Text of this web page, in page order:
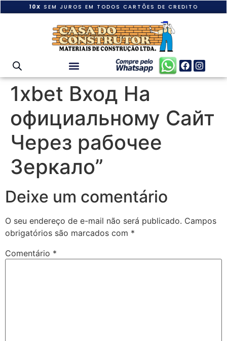
10X SEM JUROS EM TODOS CARTÕES DE CREDITO
1xbet Вход На
официальному Сайт
Через рабочее
Зеркало”
Deixe um comentário
O seu endereço de e-mail não será publicado. Campos
obrigatórios são marcados com *
Comentário *